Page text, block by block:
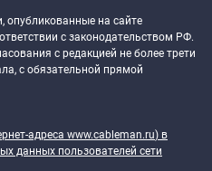
опубликованные на сайте
с законодательством РФ.
с редакцией не более трети
с обязательной прямой
адреса www.cableman.ru) в
данных пользователей сети